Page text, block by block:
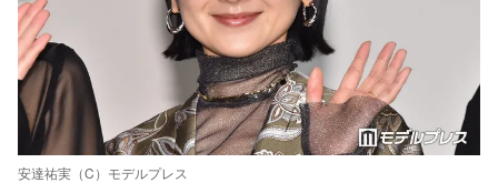
安達祐実（C）モデルプレス